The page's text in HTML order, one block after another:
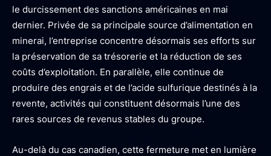
le durcissement des sanctions américaines en mai
dernier. Privée de sa principale source d’alimentation en
minerai, l’entreprise concentre désormais ses efforts sur
la préservation de sa trésorerie et la réduction de ses
coûts d’exploitation. En parallèle, elle continue de
produire des engrais et de l’acide sulfurique destinés à la
revente, activités qui constituent désormais l’une des
rares sources de revenus stables du groupe.
Au-delà du cas canadien, cette fermeture met en lumière